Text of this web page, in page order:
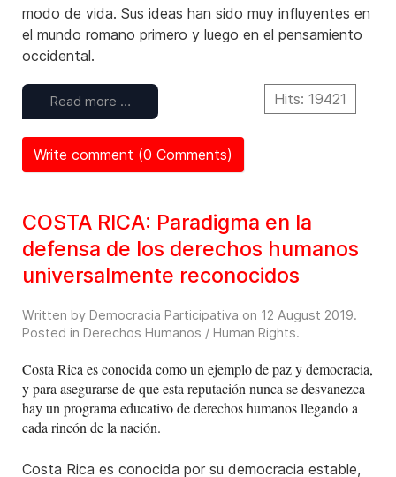
modo de vida. Sus ideas han sido muy influyentes en
el mundo romano primero y luego en el pensamiento
occidental.
Read more … Hits: 19421
Write comment (0 Comments)
COSTA RICA: Paradigma en la
defensa de los derechos humanos
universalmente reconocidos
Written by Democracia Participativa on 12 August 2019.
Posted in Derechos Humanos / Human Rights.
Costa Rica es conocida como un ejemplo de paz y democracia,
y para asegurarse de que esta reputación nunca se desvanezca
hay un programa educativo de derechos humanos llegando a
cada rincón de la nación.
Costa Rica es conocida por su democracia estable,